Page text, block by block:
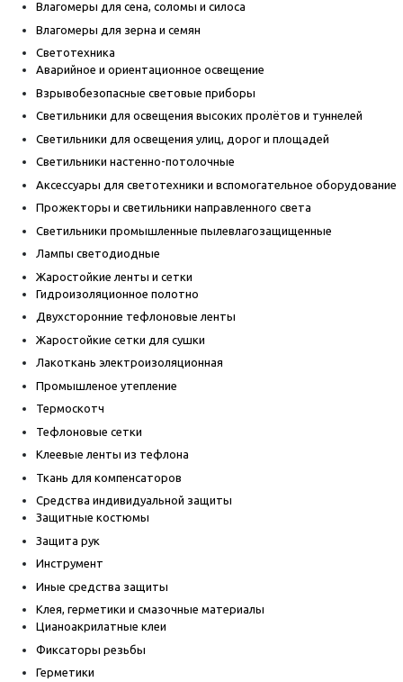
Влагомеры для сена, соломы и силоса
Влагомеры для зерна и семян
Светотехника
Аварийное и ориентационное освещение
Взрывобезопасные световые приборы
Светильники для освещения высоких пролётов и туннелей
Светильники для освещения улиц, дорог и площадей
Светильники настенно-потолочные
Аксессуары для светотехники и вспомогательное оборудование
Прожекторы и светильники направленного света
Светильники промышленные пылевлагозащищенные
Лампы светодиодные
Жаростойкие ленты и сетки
Гидроизоляционное полотно
Двухсторонние тефлоновые ленты
Жаростойкие сетки для сушки
Лакоткань электроизоляционная
Промышленое утепление
Термоскотч
Тефлоновые сетки
Клеевые ленты из тефлона
Ткань для компенсаторов
Средства индивидуальной защиты
Защитные костюмы
Защита рук
Инструмент
Иные средства защиты
Клея, герметики и смазочные материалы
Цианоакрилатные клеи
Фиксаторы резьбы
Герметики